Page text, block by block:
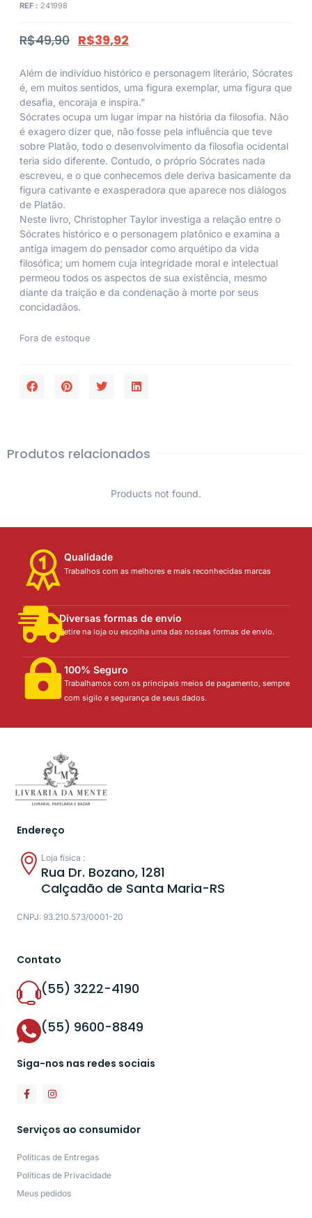
REF : 241998
R$49,90 R$39,92
Além de indivíduo histórico e personagem literário, Sócrates
é, em muitos sentidos, uma figura exemplar, uma figura que
desafia, encoraja e inspira.”
Sócrates ocupa um lugar ímpar na história da filosofia. Não
é exagero dizer que, não fosse pela influência que teve
sobre Platão, todo o desenvolvimento da filosofia ocidental
teria sido diferente. Contudo, o próprio Sócrates nada
escreveu, e o que conhecemos dele deriva basicamente da
figura cativante e exasperadora que aparece nos diálogos
de Platão.
Neste livro, Christopher Taylor investiga a relação entre o
Sócrates histórico e o personagem platônico e examina a
antiga imagem do pensador como arquétipo da vida
filosófica; um homem cuja integridade moral e intelectual
permeou todos os aspectos de sua existência, mesmo
diante da traição e da condenação à morte por seus
concidadãos.
Fora de estoque
Produtos relacionados
Products not found.
Qualidade
Trabalhos com as melhores e mais reconhecidas marcas
Diversas formas de envio
Retire na loja ou escolha uma das nossas formas de envio.
100% Seguro
Trabalhamos com os principais meios de pagamento, sempre
com sigilo e segurança de seus dados.
Endereço
Loja física :
Rua Dr. Bozano, 1281
Calçadão de Santa Maria-RS
CNPJ: 93.210.573/0001-20
Contato
(55) 3222-4190
(55) 9600-8849
Siga-nos nas redes sociais
Serviços ao consumidor
Políticas de Entregas
Políticas de Privacidade
Meus pedidos